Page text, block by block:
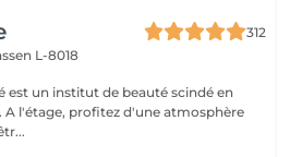
312
L-8018
est un institut de beauté scindé en